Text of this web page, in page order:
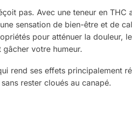
pas. Avec une teneur en
sensation de bien-être et de
pour atténuer la douleur,
votre humeur.
rend ses effets principalement
rester cloués au canapé.